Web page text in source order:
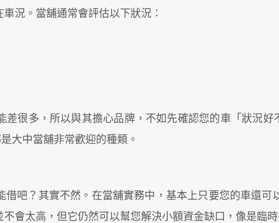
況。當舖通常會評估以下狀況：
很多，所以與其擔心品牌，不如先確認您的車「狀況
大中當舖非常歡迎的種類。
吧？其實不然。在當舖實務中，基本上只要您的車還
會太高，但它仍然可以幫您解決小額資金缺口，像是臨